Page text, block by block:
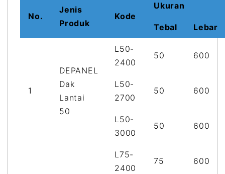
No.
Jenis
Produk
Kode
Ukuran
Tebal Lebar
1
DEPANEL
Dak
Lantai
50
L50-
2400
50 600
L50-
2700
50 600
L50-
3000
50 600
L75-
2400
75 600